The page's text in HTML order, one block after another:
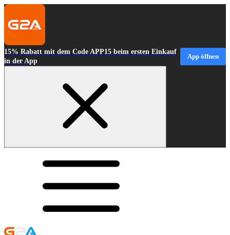
15% Rabatt mit dem Code APP15 beim ersten Einkauf
in der App
App öffnen